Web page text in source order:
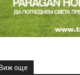
още